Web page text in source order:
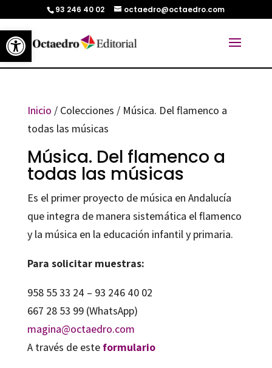
Abrir barra de herramientas
93 246 40 02 octaedro@octaedro.com
Inicio / Colecciones / Música. Del flamenco a
todas las músicas
Música. Del flamenco a
todas las músicas
Es el primer proyecto de música en Andalucía
que integra de manera sistemática el flamenco
y la música en la educación infantil y primaria.
Para solicitar muestras:
958 55 33 24 – 93 246 40 02
667 28 53 99 (WhatsApp)
magina@octaedro.com
A través de esteformulario